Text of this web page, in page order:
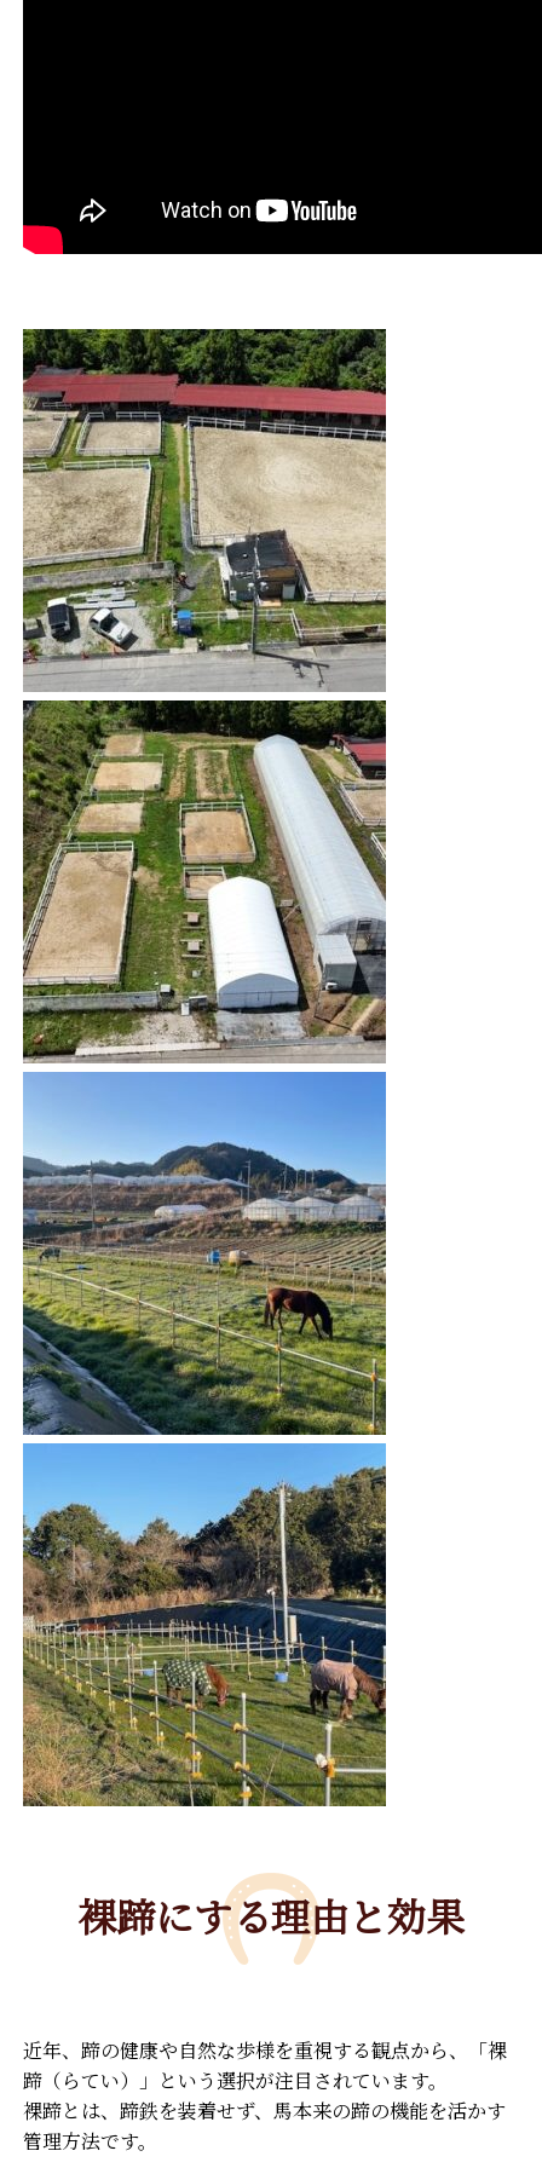
裸蹄にする理由と効果
近年、蹄の健康や自然な歩様を重視する観点から、「裸
蹄（らてい）」という選択が注目されています。
裸蹄とは、蹄鉄を装着せず、馬本来の蹄の機能を活かす
管理方法です。